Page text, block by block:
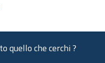
quello che cerchi ?